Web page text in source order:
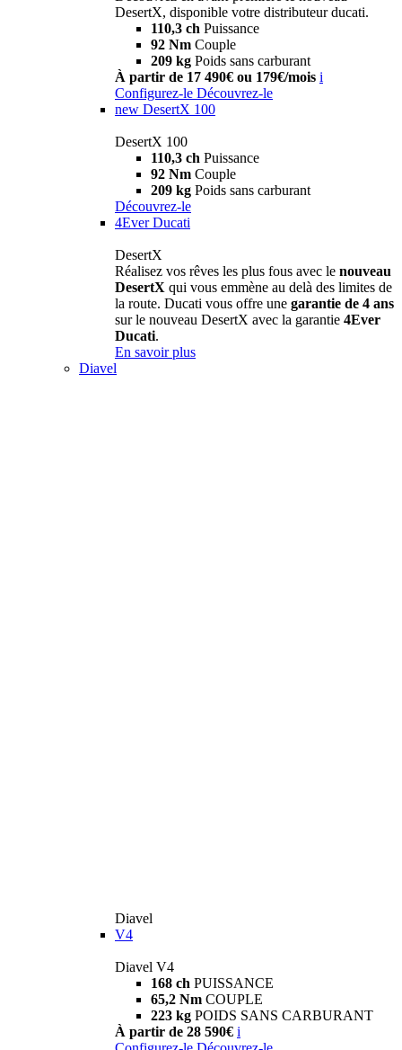
DesertX, disponible votre distributeur ducati.
110,3 ch Puissance
92 Nm Couple
209 kg Poids sans carburant
À partir de 17 490€ ou 179€/mois i
Configurez-le Découvrez-le
new DesertX 100
DesertX 100
110,3 ch Puissance
92 Nm Couple
209 kg Poids sans carburant
Découvrez-le
4Ever Ducati
DesertX
Réalisez vos rêves les plus fous avec le nouveau
DesertX qui vous emmène au delà des limites de
la route. Ducati vous offre une garantie de 4 ans
sur le nouveau DesertX avec la garantie 4Ever
Ducati.
En savoir plus
Diavel
Diavel
V4
Diavel V4
168 ch PUISSANCE
65,2 Nm COUPLE
223 kg POIDS SANS CARBURANT
À partir de 28 590€ i